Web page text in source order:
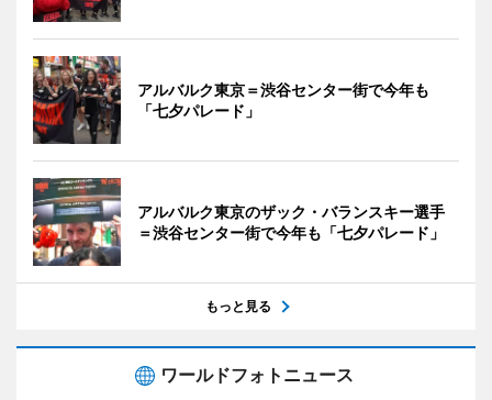
アルバルク東京＝渋谷センター街で今年も
「七夕パレード」
アルバルク東京のザック・バランスキー選手
＝渋谷センター街で今年も「七夕パレード」
もっと見る
ワールドフォトニュース